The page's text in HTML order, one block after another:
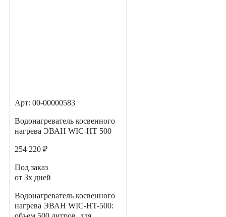
Арт: 00-00000583
Водонагреватель косвенного
нагрева ЭВАН WIC-HT 500
254 220 ₽
Под заказ
от 3х дней
Водонагреватель косвенного
нагрева ЭВАН WIC-HT-500: